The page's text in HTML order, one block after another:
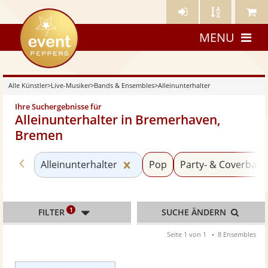
Künstler- Künstler Meine
eventpeppers
MENU
Alle Künstler>Live-Musiker>Bands & Ensembles>Alleinunterhalter
Ihre Suchergebnisse für
Alleinunterhalter in Bremerhaven,
Bremen
Zurück zu «Bands & Ensembles»
Alleinunterhalter Kategorie
Pop Party- &
FILTER 1 SUCHE ÄNDERN
Seite 1 von 1 8 Ensembles